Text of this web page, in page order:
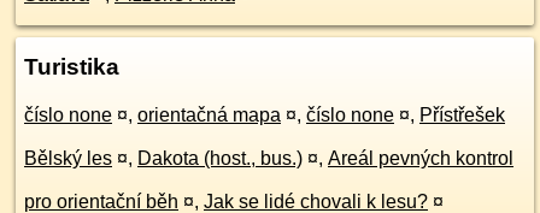
Turistika
číslo none ¤, orientačná mapa ¤, číslo none ¤, Přístřešek
Bělský les ¤, Dakota (host., bus.) ¤, Areál pevných kontrol
pro orientační běh ¤, Jak se lidé chovali k lesu? ¤